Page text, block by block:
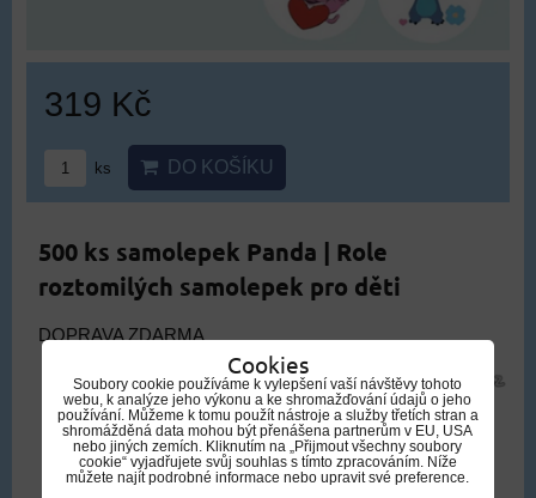
319 Kč
ks DO KOŠÍKU
500 ks samolepek Panda | Role
roztomilých samolepek pro děti
DOPRAVA ZDARMA
Cookies
Soubory cookie používáme k vylepšení vaší návštěvy tohoto
webu, k analýze jeho výkonu a ke shromažďování údajů o jeho
používání. Můžeme k tomu použít nástroje a služby třetích stran a
shromážděná data mohou být přenášena partnerům v EU, USA
nebo jiných zemích. Kliknutím na „Přijmout všechny soubory
cookie“ vyjadřujete svůj souhlas s tímto zpracováním. Níže
můžete najít podrobné informace nebo upravit své preference.